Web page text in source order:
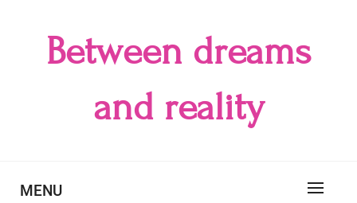
Between dreams
and reality
MENU